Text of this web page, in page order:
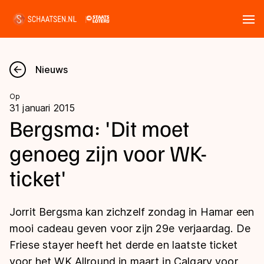
Nieuws
Kalender
Disciplines
Marathon
Shorttrack
Inlineskaten
Uitslagen
Langebaan
Shorttrack
Marathon
Tijden & historie
Ranglijsten Langebaan
Nieuws
Op
31 januari 2015
Bergsma: 'Dit moet
genoeg zijn voor WK-
ticket'
Jorrit Bergsma kan zichzelf zondag in Hamar een
mooi cadeau geven voor zijn 29e verjaardag. De
Friese stayer heeft het derde en laatste ticket
voor het WK Allround in maart in Calgary voor